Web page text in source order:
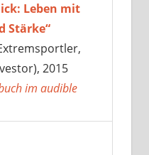
Leben mit
Stärke“
2015
im audible